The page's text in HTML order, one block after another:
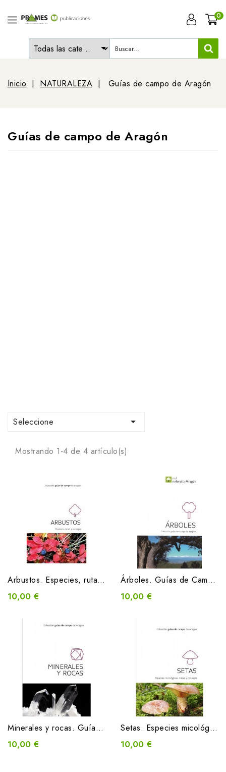
0
Inicio NATURALEZA Guías de campo de Aragón
Guías de campo de Aragón
Seleccione 
Mostrando 1-4 de 4 artículo(s)
Arbustos. Especies, rutas y consejos. Guías de Campo
10,00 €
Árboles. Guías de Campo de Aragón
10,00 €
Minerales y rocas. Guías de campo
10,00 €
Setas. Especies micológicas, rutas y consejos
10,00 €